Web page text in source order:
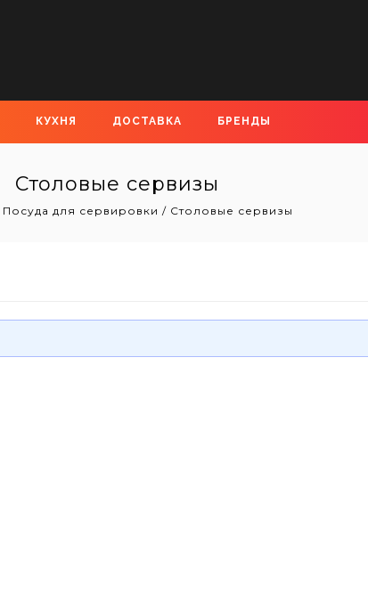
КУХНЯ ДОСТАВКА БРЕНДЫ
Столовые сервизы
Посуда для сервировки / Столовые сервизы